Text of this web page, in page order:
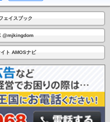
ェイスブック
@mjkingdom
ト AMOSナビ